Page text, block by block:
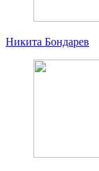
Никита Бондарев